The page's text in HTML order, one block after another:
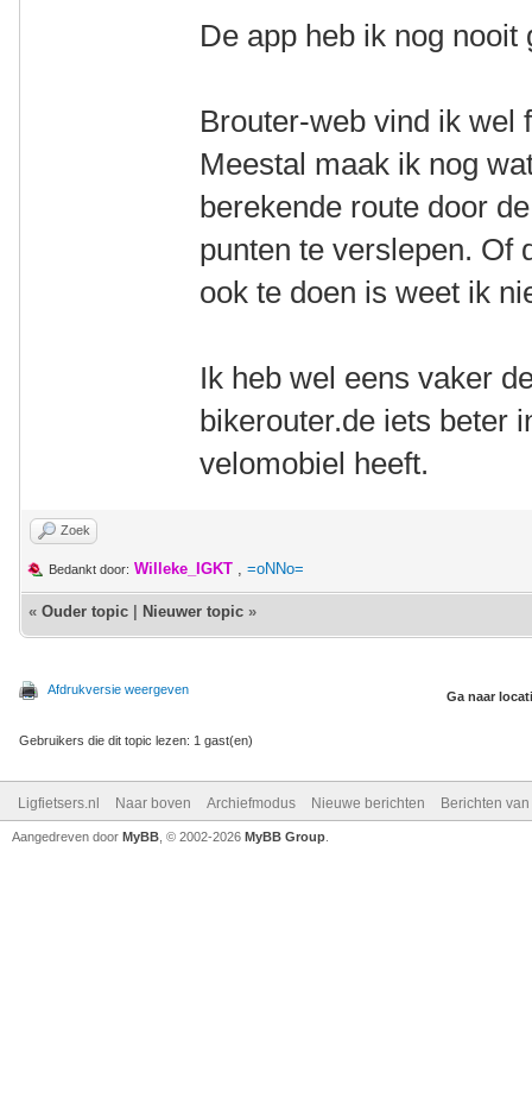
De app heb ik nog nooit
Brouter-web vind ik wel
Meestal maak ik nog
berekende route door
punten te verslepen. Of
ook te doen is weet ik
Ik heb wel eens vaker
bikerouter.de iets beter
velomobiel heeft.
Zoek
Bedankt door: Willeke_IGKT , =oNNo=
« Ouder topic Nieuwer topic »
Afdrukversie weergeven Ga naar
Gebruikers die dit topic lezen: 1 gast(en)
Ligfietsers.nl Naar boven Archiefmodus Nieuwe berichten Berichten
Aangedreven door MyBB , © 2002-2026 MyBB Group